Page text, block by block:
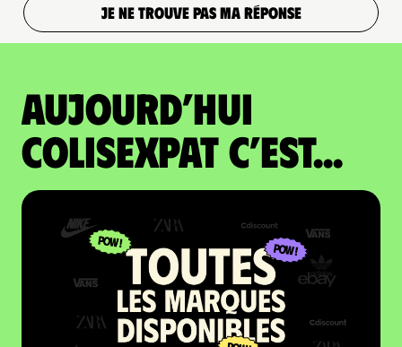
JE NE TROUVE PAS MA RÉPONSE
Aujourd’hui
colisexpat c’est...